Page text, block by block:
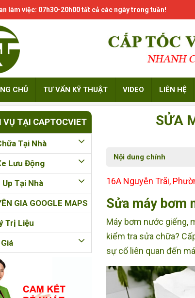
làm việc: 07h30-20h00 tất cả các ngày trong tuần!
CHỦ TƯ VẤN KỸ THUẬT VIDEO LIÊN HỆ
VỤ TẠI CAPTOCVIET
Tại Nhà
Lưu Động
Up Tại Nhà
GIA GOOGLE MAPS
Trị Liệu
SỬA
Nội dung chính
16A Nguyễn Trãi,
Sửa máy bơm
Máy bơm nước giếng,
kiểm tra sửa chữa?
sự cố liên quan đến